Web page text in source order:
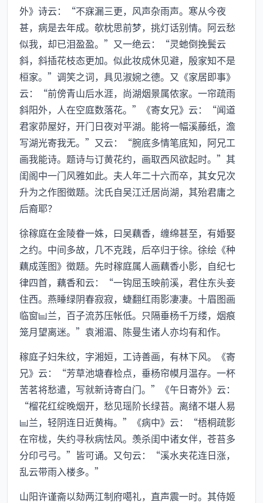
外》诗云：“不寐漏三更，风声杂雨声。寒从今夜
甚，病是去年成。欹枕思前梦，挑灯话别情。阿云愁
似我，却已泪盈盈。”又一绝云：“灵虵倒挽鬓云
斜，斜插花枝态更加。似此妆成休见避，殷家知不是
桓家。”调笑之词，具见淑婉之德。又《家居即事》
云：“前傍青山后水涯，尚湖烟景属侬家。一帘疏雨
斜阳外，人在空庭数落花。”《寄女兄》云：“闻道
君家茆屋好，开门日夜对平湖。能将一幅溪藤纸，澹
写湖光寄我无。”又云：“腕底多情笔底知，阿兄工
画我能诗。题诗与订黄花约，画取西风欲起时。”其
闺阁中一门风雅如此。夫人年二十六而卒，其女兄次
升为之作图徵题。沈氏自吴江迁居尚湖，其殆君庸之
后裔耶？
徐稼庭在金陵眷一姝，曰吴藕香，缠绵甚至，有婚娶
之约。中间多故，几不克践，后卒归于徐。徐绘《种
藕成莲图》徵题。先时稼庭属人画藕香小影，自纪七
律四首，藕香和云：“一钩屈玉映前溪，君住东头妾
住西。燕睡绿阴春寂寂，蜨翻红雨影凄凄。十眉图画
临窗兰，百子流苏压帐低。只隔垂杨千万缕，烟痕
笼月望离迷。”袁湘湄、陈曼生诸人亦均有和作。
稼庭子妇朱纹，字湘姮，工诗善画，有林下风。《寄
兄》云：“芳草池塘春检点，垂杨帘幙月温存。一杯
苦茗将愁遣，写就新诗寄白门。”《午日寄外》云：
“榴花红绽晚烟开，愁见瑶阶长绿苔。离绪不堪人易
兰，轻阴连日近黄梅。”《病中》云：“梧桐疏影
在帘栊，失约寻秋病怯风。羡杀闺中诸女伴，苍苔多
分印弓弓。”皆可诵。又句云：“溪水夹花连日涨，
乱云带雨入楼多。”
山阳许谨斋以劾两江制府噶礼，直声震一时。其侍姬